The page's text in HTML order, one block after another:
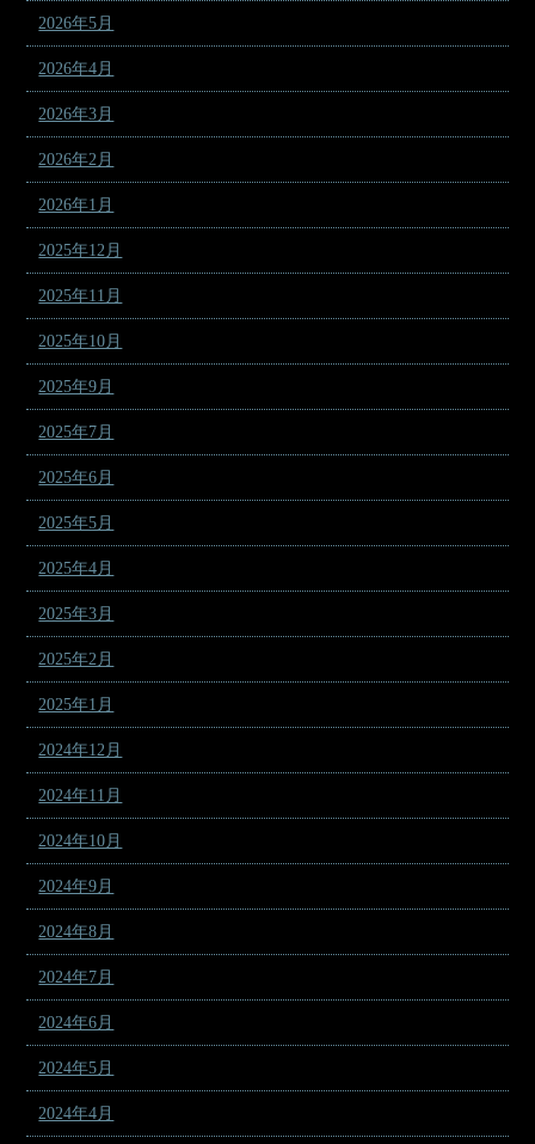
2026年5月
2026年4月
2026年3月
2026年2月
2026年1月
2025年12月
2025年11月
2025年10月
2025年9月
2025年7月
2025年6月
2025年5月
2025年4月
2025年3月
2025年2月
2025年1月
2024年12月
2024年11月
2024年10月
2024年9月
2024年8月
2024年7月
2024年6月
2024年5月
2024年4月